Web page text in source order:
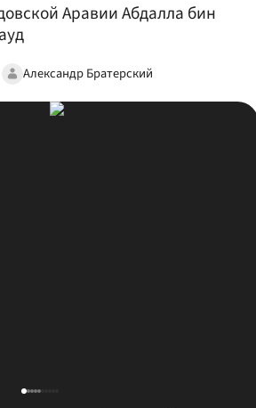
Аравии Абдалла бин
Александр Братерский